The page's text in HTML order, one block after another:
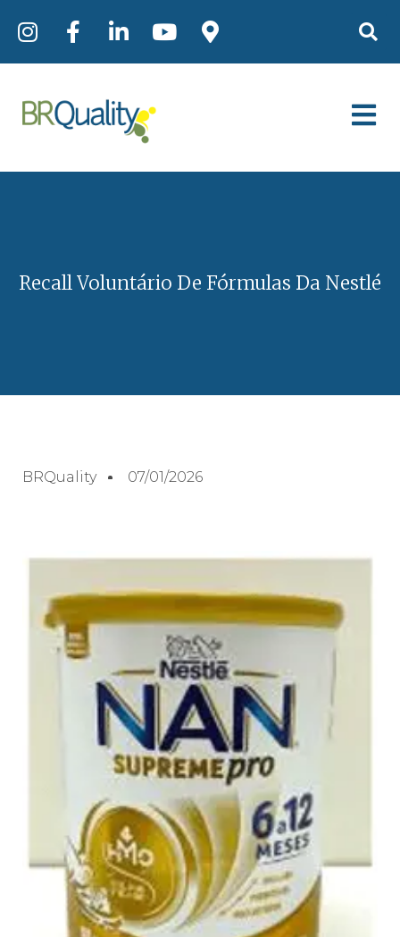
Recall Voluntário De Fórmulas Da Nestlé
BRQuality 07/01/2026